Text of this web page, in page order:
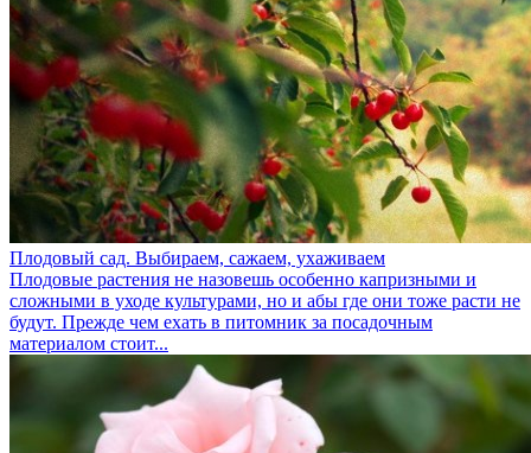
Плодовый сад. Выбираем, сажаем, ухаживаем
Плодовые растения не назовешь особенно капризными и
сложными в уходе культурами, но и абы где они тоже расти не
будут. Прежде чем ехать в питомник за посадочным
материалом стоит...